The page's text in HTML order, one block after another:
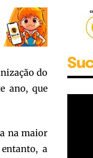
do
ano, que
na maior
a